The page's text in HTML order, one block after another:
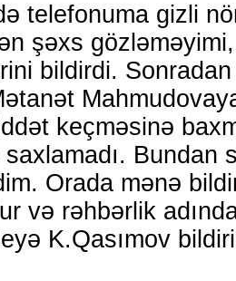
telefonuma gizli
şəxs
bildirdi.
keçməsinə
Bundan
Orada mənə
və rəhbərlik
K.Qasımov